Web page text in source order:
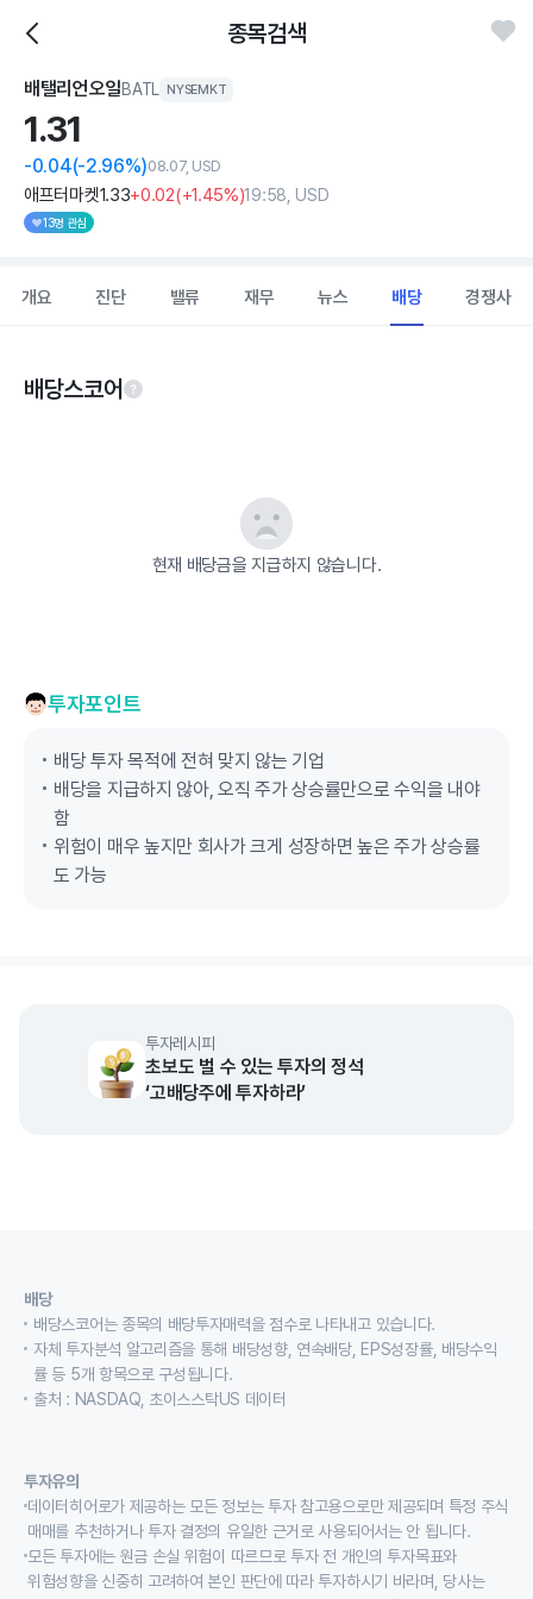
종목검색
배탤리언오일BATL NYSEMKT
1.31
-0.04(-2.96%)08.07, USD
애프터마켓1.33+0.02(+1.45%)19:58, USD
13명 관심
개요 진단 밸류 재무 뉴스 배당 경쟁사
배당스코어
현재 배당금을 지급하지 않습니다.
투자포인트
배당 투자 목적에 전혀 맞지 않는 기업
배당을 지급하지 않아, 오직 주가 상승률만으로 수익을 내야
함
위험이 매우 높지만 회사가 크게 성장하면 높은 주가 상승률
도 가능
투자레시피
초보도 벌 수 있는 투자의 정석
‘고배당주에 투자하라’
배당
배당스코어는 종목의 배당투자매력을 점수로 나타내고 있습니다.
자체 투자분석 알고리즘을 통해 배당성향, 연속배당, EPS성장률, 배당수익
률 등 5개 항목으로 구성됩니다.
출처 : NASDAQ, 초이스스탁US 데이터
투자유의
데이터히어로가 제공하는 모든 정보는 투자 참고용으로만 제공되며 특정 주식
매매를 추천하거나 투자 결정의 유일한 근거로 사용되어서는 안 됩니다.
모든 투자에는 원금 손실 위험이 따르므로 투자 전 개인의 투자목표와
위험성향을 신중히 고려하여 본인 판단에 따라 투자하시기 바라며, 당사는